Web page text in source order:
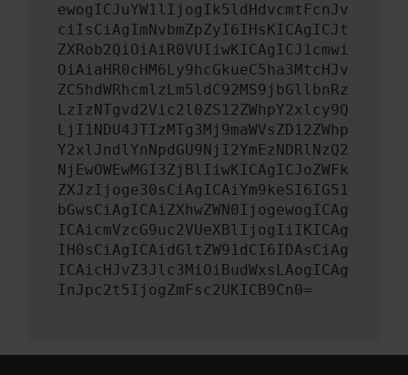
ewogICJuYW1lIjogIk5ldHdvcmtFcnJv
ciIsCiAgImNvbmZpZyI6IHsKICAgICJt
ZXRob2QiOiAiR0VUIiwKICAgICJ1cmwi
OiAiaHR0cHM6Ly9hcGkueC5ha3MtcHJv
ZC5hdWRhcmlzLm5ldC92MS9jbGllbnRz
LzIzNTgvd2Vic2l0ZS12ZWhpY2xlcy9Q
LjI1NDU4JTIzMTg3Mj9maWVsZD12ZWhp
Y2xlJndlYnNpdGU9NjI2YmEzNDRlNzQ2
NjEwOWEwMGI3ZjBlIiwKICAgICJoZWFk
ZXJzIjoge30sCiAgICAiYm9keSI6IG51
bGwsCiAgICAiZXhwZWN0IjogewogICAg
ICAicmVzcG9uc2VUeXBlIjogIiIKICAg
IH0sCiAgICAidGltZW91dCI6IDAsCiAg
ICAicHJvZ3Jlc3MiOiBudWxsLAogICAg
InJpc2t5IjogZmFsc2UKICB9Cn0=